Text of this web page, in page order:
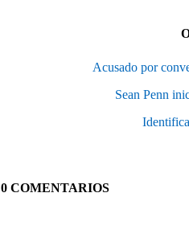
Acusado por
Sean Penn
0 COMENTARIOS